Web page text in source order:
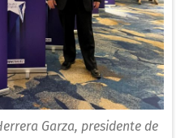
Garza, presidente de